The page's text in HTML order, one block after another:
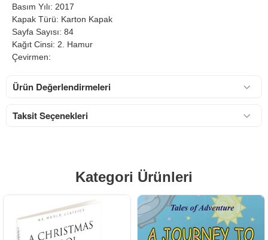
Basım Yılı: 2017
Kapak Türü: Karton Kapak
Sayfa Sayısı: 84
Kağıt Cinsi: 2. Hamur
Çevirmen:
Ürün Değerlendirmeleri
Taksit Seçenekleri
Kategori Ürünleri